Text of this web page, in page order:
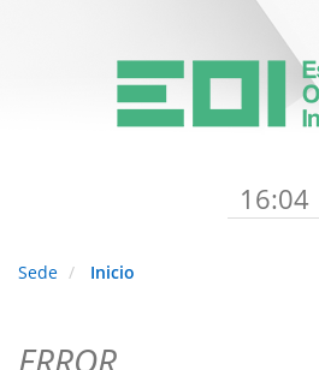
16:04
Sede Inicio
ERROR